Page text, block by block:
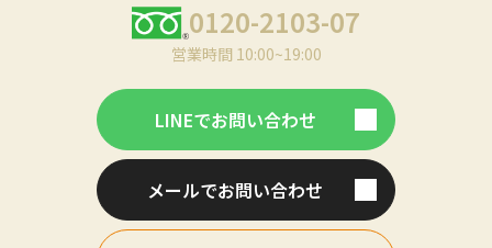
0120-2103-07
営業時間 10:00~19:00
LINEでお問い合わせ
メールでお問い合わせ